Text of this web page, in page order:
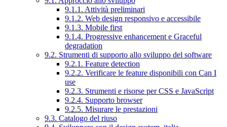
9.1.1. Attività preliminari
9.1.2. Web design responsivo e accessibile
9.1.3. Mobile first
9.1.4. Progressive enhancement e Graceful
degradation
9.2. Strumenti di supporto allo sviluppo del software
9.2.1. Feature detection
9.2.2. Verificare le feature disponibili con Can I
use
9.2.3. Strumenti e risorse per CSS e JavaScript
9.2.4. Supporto browser
9.2.5. Misurare le prestazioni
9.3. Catalogo del riuso